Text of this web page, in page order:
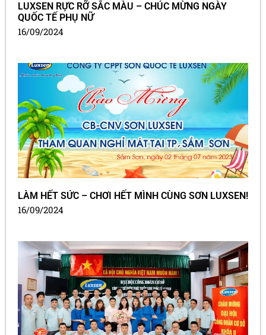
LUXSEN RỰC RỠ SẮC MÀU – CHÚC MỪNG NGÀY
QUỐC TẾ PHỤ NỮ
16/09/2024
LÀM HẾT SỨC – CHƠI HẾT MÌNH CÙNG SƠN LUXSEN!
16/09/2024